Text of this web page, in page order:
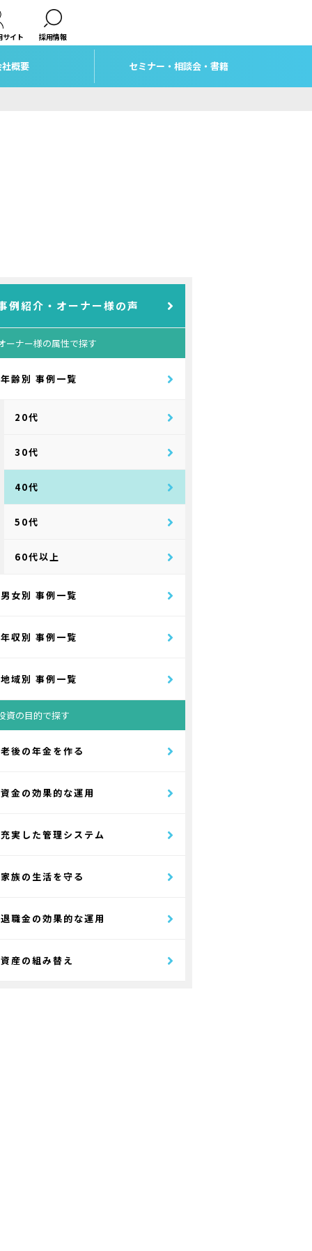
サイト 採用情報
概要 セミナー・相談会・書籍
例紹介・オーナー様の声
ーナー様の属性で探す
年齢別 事例一覧
20代
30代
40代
50代
60代以上
男女別 事例一覧
年収別 事例一覧
地域別 事例一覧
資の目的で探す
老後の年金を作る
資金の効果的な運用
充実した管理システム
家族の生活を守る
退職金の効果的な運用
資産の組み替え